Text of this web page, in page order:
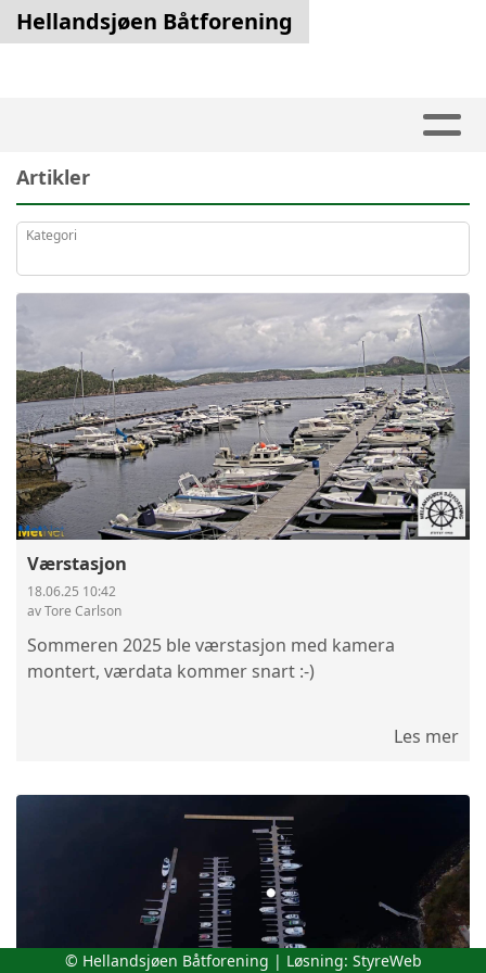
Hellandsjøen Båtforening
Artikler
Kategori
Værstasjon
18.06.25 10:42
av Tore Carlson
Sommeren 2025 ble værstasjon med kamera
montert, værdata kommer snart :-)
Les mer
© Hellandsjøen Båtforening | Løsning: StyreWeb